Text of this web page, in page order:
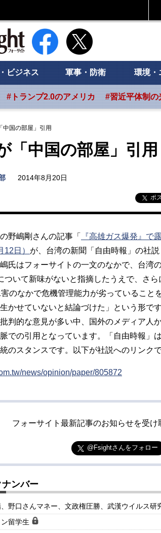
新潮社 Foresight フォーサイト
ビジネス 軍事・防衛 環境・
#トランプ2.0のアメリカ #習近平体制の
中国の部屋」引用
「中国の部屋」引用
2014年8月20日
ポ
野嶋剛さんの記事「
『高雄ガス爆発』で
日） が、台湾の新聞「自由時報」の社
氏はフォーサイトの一文のなかで、台湾
ついて新味がないと指摘したうえで、さ
のなかで危機管理能力が劣っていること
かせていないと結論づけた」という形で
判的な意見が多い中、国外のメディア人
での引用となっています。「自由時報」
のスタンスです。以下が社説へのリンクで
news/opinion/paper/805872
フォーサイト最新記事のお知らせを受け
@Fsightさんをフォロー
ナンバー
、野口さんマネー、文政権圧勝、武漢ウイルス研
留学生